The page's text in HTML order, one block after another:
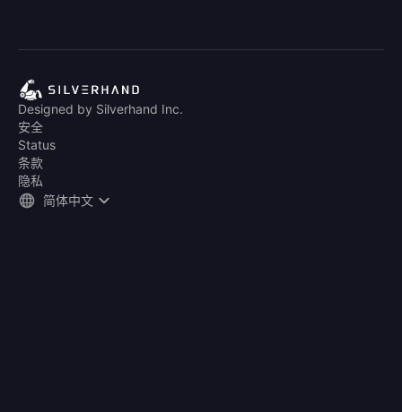
Designed by Silverhand Inc.
安全
Status
条款
隐私
简体中文